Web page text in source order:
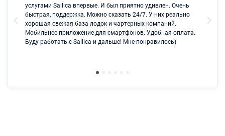
услугами Sailica впервые. И был приятно удивлен. Очень
быстрая, поддержка. Можно сказать 24/7. У них реально
хорошая свежая база лодок и чартерных компаний.
Мобильнее приложение для смартфонов. Удобная оплата.
Буду работать с Sailica и дальше! Мне понравилось)